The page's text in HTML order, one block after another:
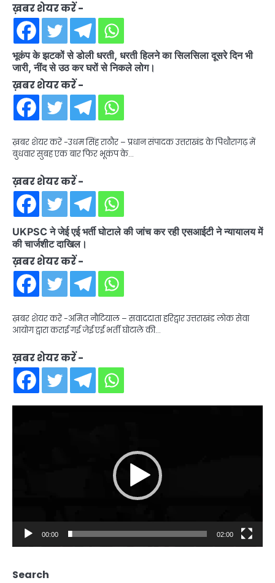
ख़बर शेयर करें -
भूकंप के झटकों से डोली धरती, धरती हिलने का सिलसिला दूसरे दिन भी
जारी, नींद से उठ कर घरों से निकले लोग।
ख़बर शेयर करें -
ख़बर शेयर करें -उधम सिंह राठौर – प्रधान संपादक उत्तराखंड के पिथौरागढ़ में
बुधवार सुबह एक बार फिर भूकंप के…
ख़बर शेयर करें -
UKPSC ने जेई एई भर्ती घोटाले की जांच कर रही एसआईटी ने न्यायालय में
की चार्जशीट दाखिल।
ख़बर शेयर करें -
ख़बर शेयर करें -अमित नौटियाल – सवाददाता हरिद्वार उत्तराखंड लोक सेवा
आयोग द्वारा कराई गई जेई एई भर्ती घोटाले की…
ख़बर शेयर करें -
00:00 02:00
Search